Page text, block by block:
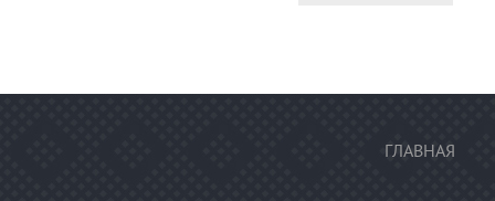
ГЛАВНАЯ